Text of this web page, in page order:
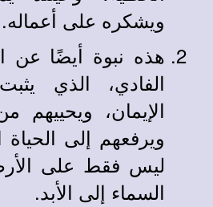
ويشكره على أعماله.
هذه نبوة أيضًا عن
الفادي، الذي
الإيمان،
ويرفعهم إلى الحياة
ليس فقط على
السماء إلى الأبد.